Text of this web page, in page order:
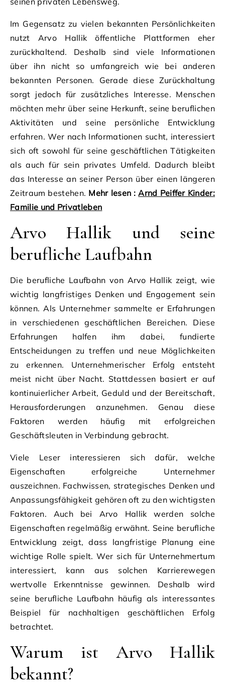
Im Gegensatz zu vielen bekannten Persönlichkeiten
nutzt Arvo Hallik öffentliche Plattformen eher
zurückhaltend. Deshalb sind viele Informationen
über ihn nicht so umfangreich wie bei anderen
bekannten Personen. Gerade diese Zurückhaltung
sorgt jedoch für zusätzliches Interesse. Menschen
möchten mehr über seine Herkunft, seine beruflichen
Aktivitäten und seine persönliche Entwicklung
erfahren. Wer nach Informationen sucht, interessiert
sich oft sowohl für seine geschäftlichen Tätigkeiten
als auch für sein privates Umfeld. Dadurch bleibt
das Interesse an seiner Person über einen längeren
Zeitraum bestehen. Mehr lesen :Arnd Peiffer Kinder:
Familie und Privatleben
Arvo Hallik und seine
berufliche Laufbahn
Die berufliche Laufbahn von Arvo Hallik zeigt, wie
wichtig langfristiges Denken und Engagement sein
können. Als Unternehmer sammelte er Erfahrungen
in verschiedenen geschäftlichen Bereichen. Diese
Erfahrungen halfen ihm dabei, fundierte
Entscheidungen zu treffen und neue Möglichkeiten
zu erkennen. Unternehmerischer Erfolg entsteht
meist nicht über Nacht. Stattdessen basiert er auf
kontinuierlicher Arbeit, Geduld und der Bereitschaft,
Herausforderungen anzunehmen. Genau diese
Faktoren werden häufig mit erfolgreichen
Geschäftsleuten in Verbindung gebracht.
Viele Leser interessieren sich dafür, welche
Eigenschaften erfolgreiche Unternehmer
auszeichnen. Fachwissen, strategisches Denken und
Anpassungsfähigkeit gehören oft zu den wichtigsten
Faktoren. Auch bei Arvo Hallik werden solche
Eigenschaften regelmäßig erwähnt. Seine berufliche
Entwicklung zeigt, dass langfristige Planung eine
wichtige Rolle spielt. Wer sich für Unternehmertum
interessiert, kann aus solchen Karrierewegen
wertvolle Erkenntnisse gewinnen. Deshalb wird
seine berufliche Laufbahn häufig als interessantes
Beispiel für nachhaltigen geschäftlichen Erfolg
betrachtet.
Warum ist Arvo Hallik
bekannt?